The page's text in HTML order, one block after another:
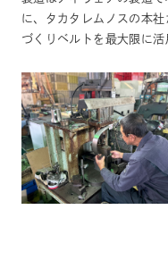
に、タカタレムノスの本
づくりベルトを最大限に